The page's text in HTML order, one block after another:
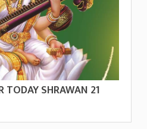
TODAY SHRAWAN 21